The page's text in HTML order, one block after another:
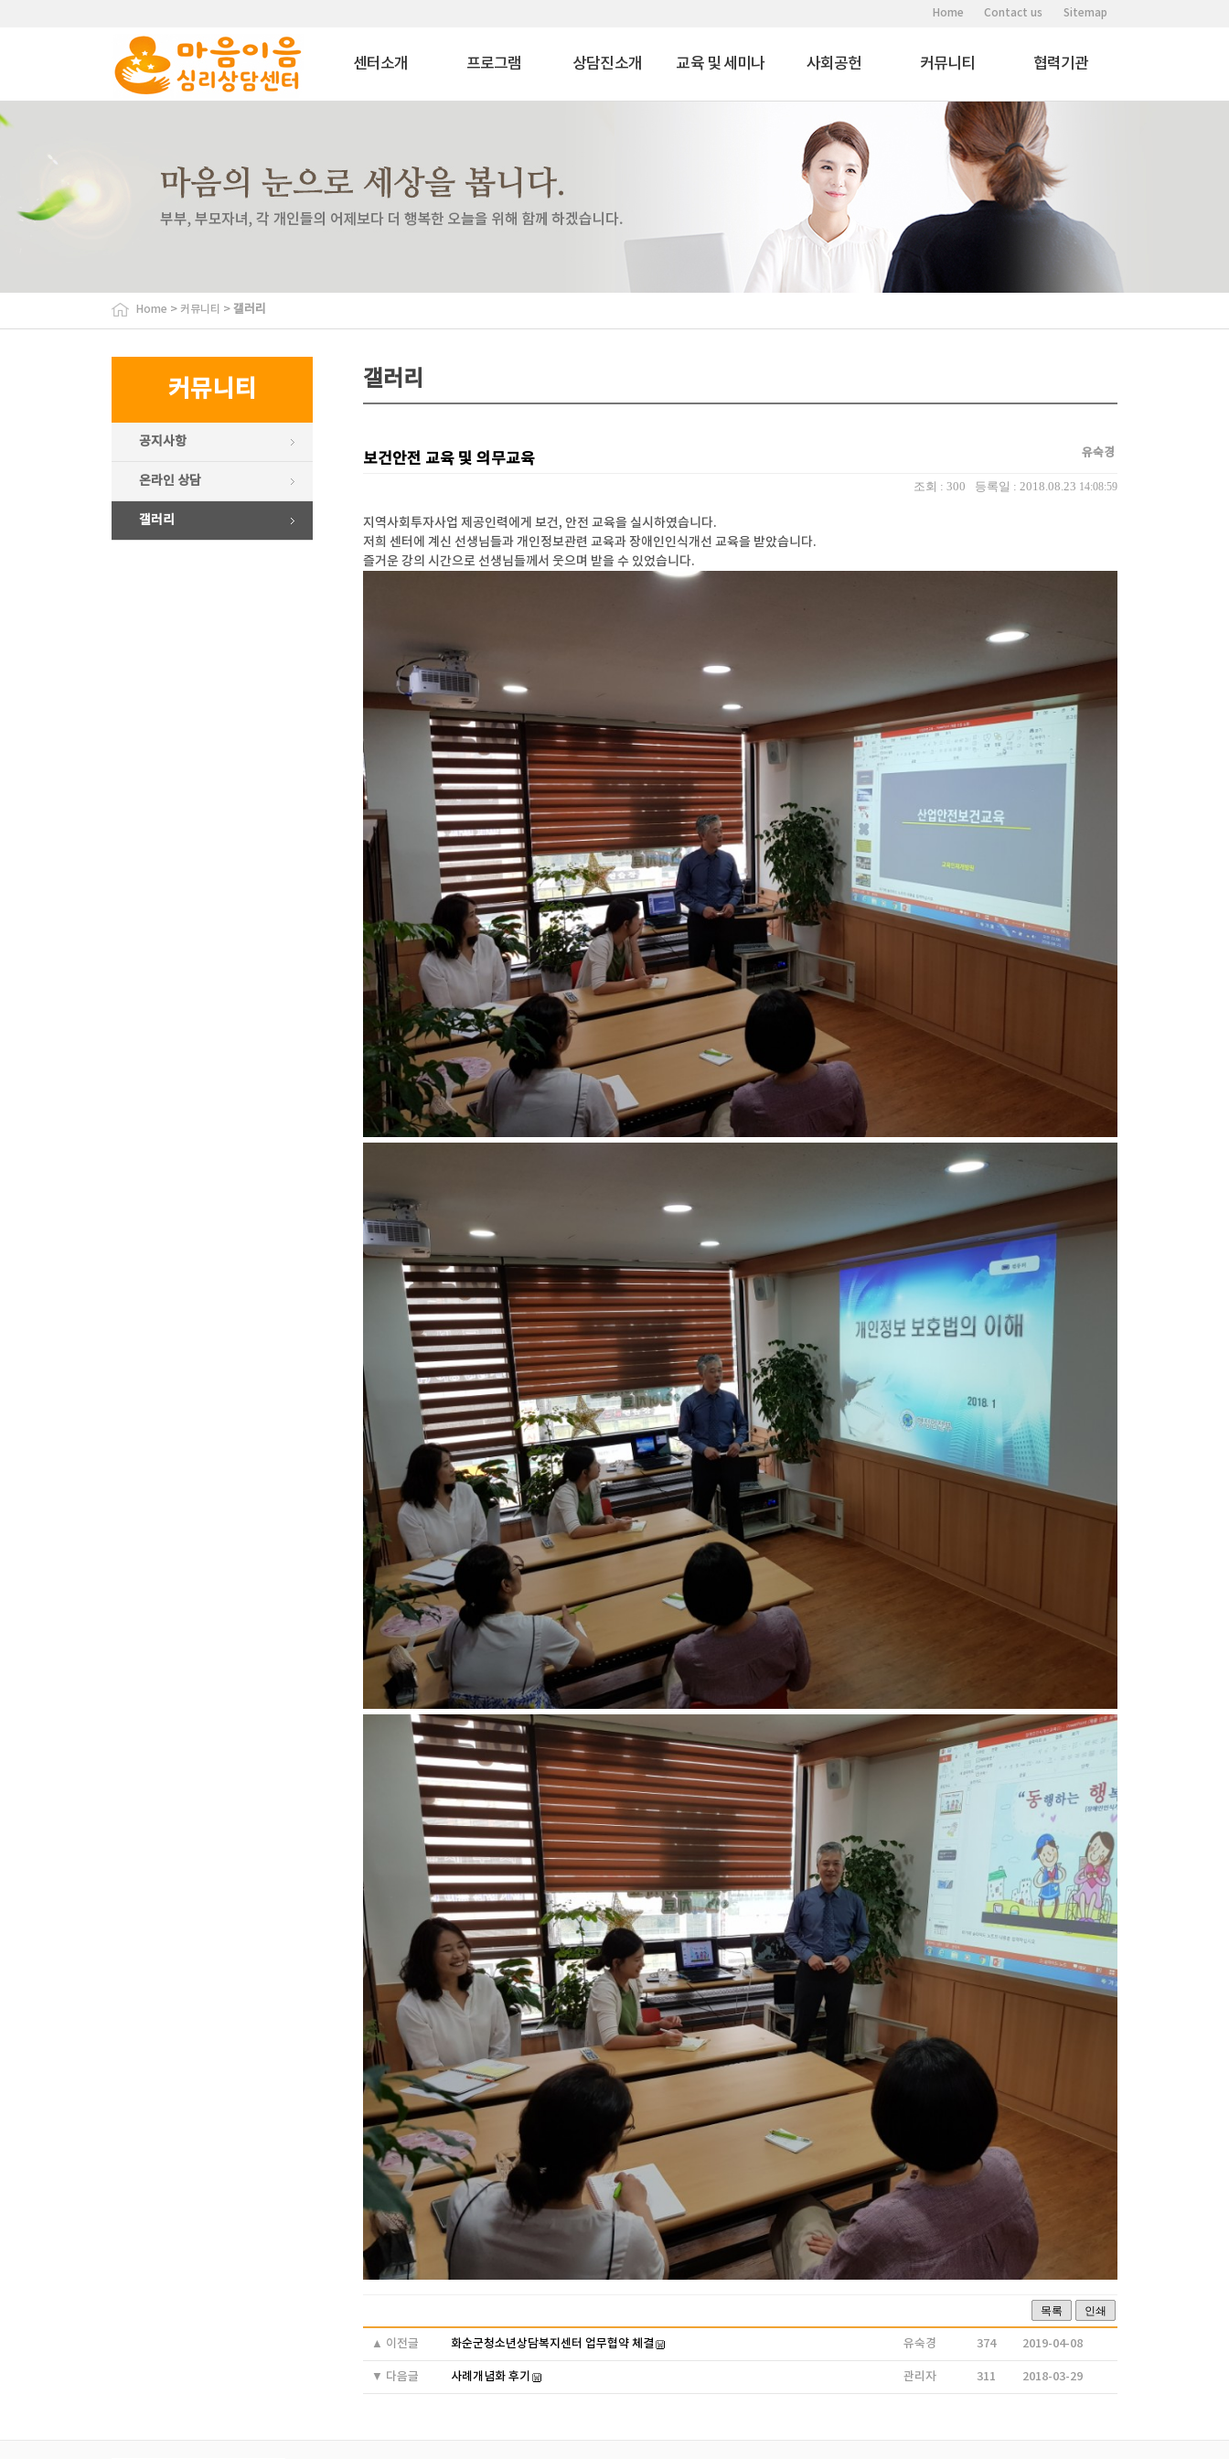
Home Contact us Sitemap
센터소개
비젼
이용안내
찾아오시는길
프로그램
상담교육 프로그램
특화 프로그램
심리평가 프로그램
특수교육대상자 치료지
상담진소개 교육 및 세미나 사회공헌
자녀사랑 부모교육
부부행복 워크샵
커뮤니티
공지사항
온라인 상담
갤러리
협력기관
협력기관
Home > 커뮤니티 >갤러리
커뮤니티
공지사항
온라인 상담
갤러리
갤러리
보건안전 교육 및 의무교육 유숙경
등록일 : 2018.08.23 14:08:59
조회 : 300
지역사회투자사업 제공인력에게 보건, 안전 교육을 실시하였습니다.
저희 센터에 계신 선생님들과 개인정보관련 교육과 장애인인식개선 교육을 받았습니다.
즐거운 강의 시간으로 선생님들께서 웃으며 받을 수 있었습니다.
목록 인쇄
▲ 이전글 화순군청소년상담복지센터 업무협약 체결 유숙경 374 2019-04-08
▼ 다음글 사례개념화 후기 관리자 311 2018-03-29